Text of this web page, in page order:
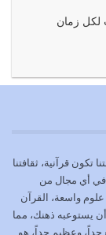
كما ينبغي لكي
سبب بينهم
لكل زمان
تكون قرآنية، ثقافتنا
في أي مجال من
علوم واسعة، القرآن
يستوعبه ذهنك، مما
وعظيم جداً، هو